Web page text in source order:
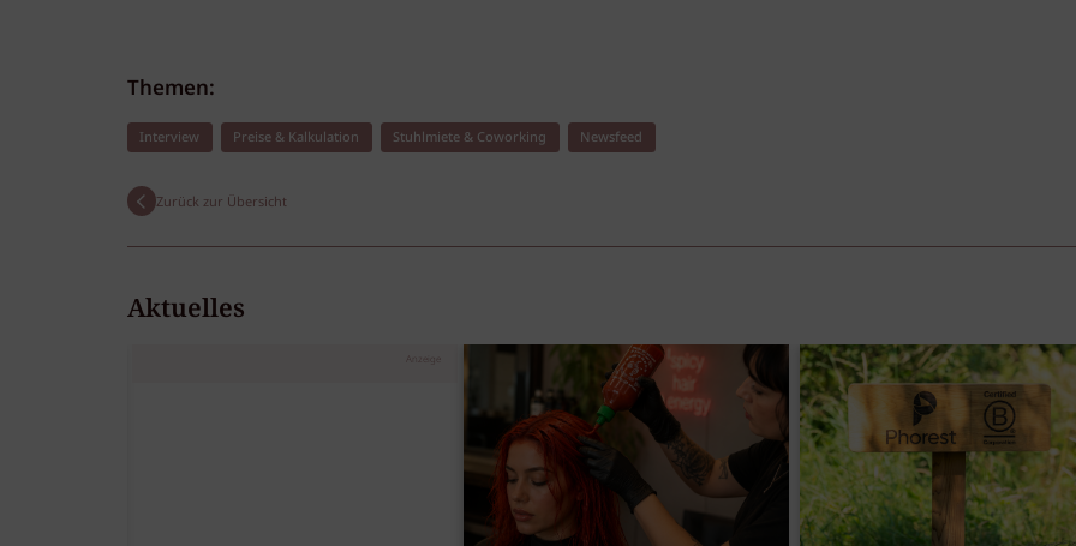
Themen:
Interview Preise & Kalkulation Stuhlmiete & Coworking Newsfeed
Zurück zur Übersicht
Aktuelles
Anzeige